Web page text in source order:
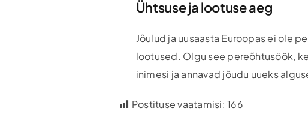
Ühtsuse ja lootuse aeg
Jõulud ja uusaasta Euroopas ei ole
lootused. Olgu see pereõhtusöök,
inimesi ja annavad jõudu uueks
Postituse vaatamisi: 166